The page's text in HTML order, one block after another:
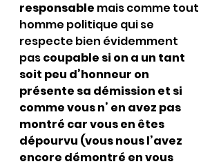
responsable mais comme tout
homme politique qui se
respecte bien évidemment
pas coupable si on a un tant
soit peu d’honneur on
présente sa démission et si
comme vous n’ en avez pas
montré car vous en êtes
dépourvu (vous nous l’avez
encore démontré en vous